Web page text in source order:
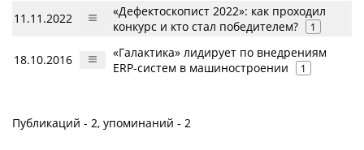
11.11.2022
«Дефектоскопист 2022»: как проходил
конкурс и кто стал победителем?
1
18.10.2016
«Галактика» лидирует по внедрениям
ERP-систем в машиностроении
1
Публикаций - 2, упоминаний - 2